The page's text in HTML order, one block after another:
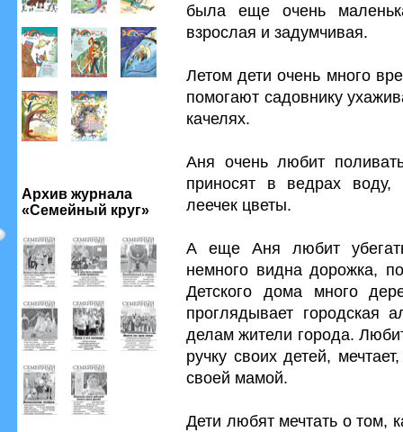
Архив журнала
«Семейный круг»
была еще очень
взрослая и задумчивая.
Летом дети очень много
помогают садовнику
качелях.
Аня очень любит
приносят в ведрах
леечек цветы.
А еще Аня любит
немного видна дорожка,
Детского дома много
проглядывает городская
делам жители города.
ручку своих детей,
своей мамой.
Дети любят мечтать о том,